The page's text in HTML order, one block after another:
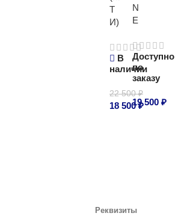
Т
И)
В
наличии
22 500₽
18 500₽
N
E
Доступно
по
заказу
19 500₽
Реквизиты